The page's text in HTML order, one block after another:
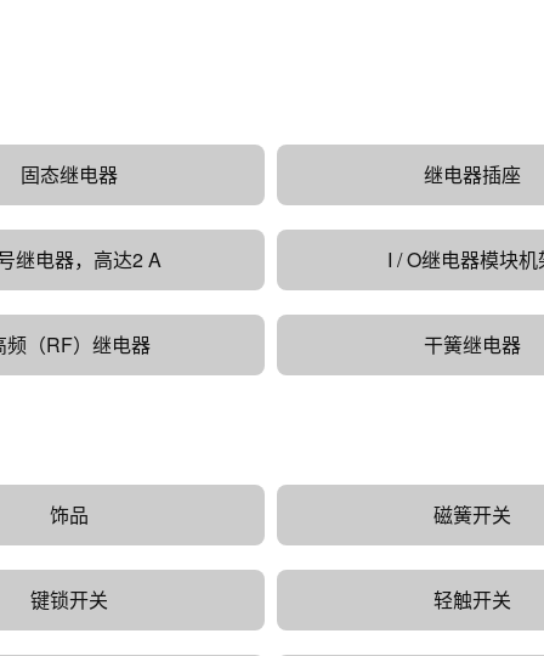
固态继电器 继电器插座
继电器，高达2 A I / O继电器模块机
频（RF）继电器 干簧继电器
饰品 磁簧开关
键锁开关 轻触开关